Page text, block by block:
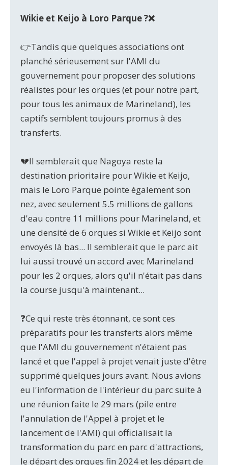
Wikie et Keijo à Loro Parque ?❌
👉Tandis que quelques associations ont
planché sérieusement sur l'AMI du
gouvernement pour proposer des solutions
réalistes pour les orques (et pour notre part,
pour tous les animaux de Marineland), les
captifs semblent toujours promus à des
transferts.
💔Il semblerait que Nagoya reste la
destination prioritaire pour Wikie et Keijo,
mais le Loro Parque pointe également son
nez, avec seulement 5.5 millions de gallons
d'eau contre 11 millions pour Marineland, et
une densité de 6 orques si Wikie et Keijo sont
envoyés là bas... Il semblerait que le parc ait
lui aussi trouvé un accord avec Marineland
pour les 2 orques, alors qu'il n'était pas dans
la course jusqu'à maintenant...
❓Ce qui reste très étonnant, ce sont ces
préparatifs pour les transferts alors même
que l'AMI du gouvernement n'étaient pas
lancé et que l'appel à projet venait juste d'être
supprimé quelques jours avant. Nous avions
eu l'information de l'intérieur du parc suite à
une réunion faite le 29 mars (pile entre
l'annulation de l'Appel à projet et le
lancement de l'AMI) qui officialisait la
transformation du parc en parc d'attractions,
le départ des orques fin 2024 et les départ de